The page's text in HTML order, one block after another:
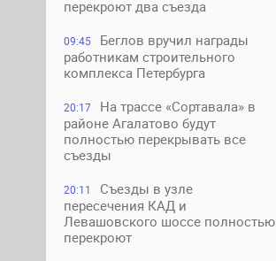
перекроют два съезда
09:45
Беглов вручил награды
работникам строительного
комплекса Петербурга
20:17
На трассе «Сортавала» в
районе Агалатово будут
полностью перекрывать все
съезды
20:11
Съезды в узле
пересечения КАД и
Левашовского шоссе полностью
перекроют